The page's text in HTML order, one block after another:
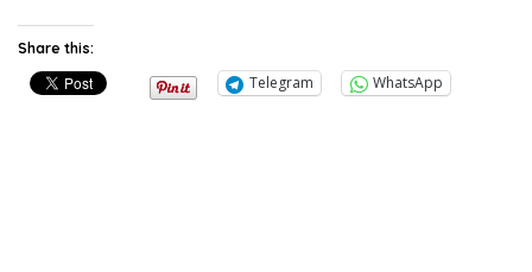
Share this:
Telegram WhatsApp